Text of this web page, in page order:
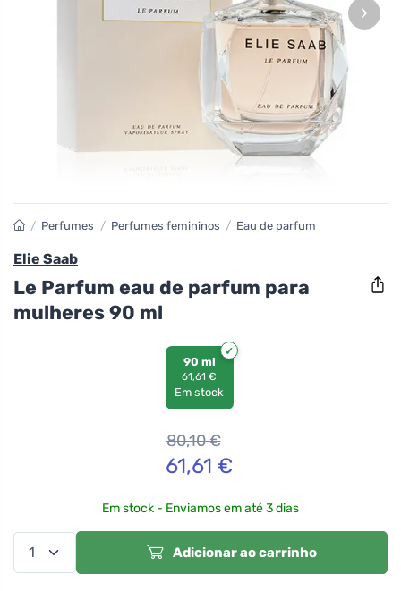
›
/ Perfumes / Perfumes femininos / Eau de parfum
Elie Saab
Le Parfum eau de parfum para
mulheres 90 ml
90 ml
61,61 €
Em stock
80,10€
61,61 €
Em stock - Enviamos em até 3 dias
Adicionar ao carrinho